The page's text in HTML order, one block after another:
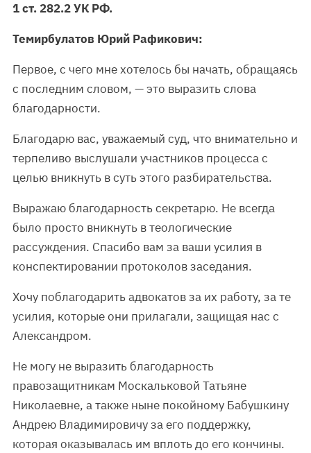
1 ст. 282.2 УК РФ.
Темирбулатов Юрий Рафикович:
Первое, с чего мне хотелось бы начать, обращаясь
с последним словом, — это выразить слова
благодарности.
Благодарю вас, уважаемый суд, что внимательно и
терпеливо выслушали участников процесса с
целью вникнуть в суть этого разбирательства.
Выражаю благодарность секретарю. Не всегда
было просто вникнуть в теологические
рассуждения. Спасибо вам за ваши усилия в
конспектировании протоколов заседания.
Хочу поблагодарить адвокатов за их работу, за те
усилия, которые они прилагали, защищая нас с
Александром.
Не могу не выразить благодарность
правозащитникам Москальковой Татьяне
Николаевне, а также ныне покойному Бабушкину
Андрею Владимировичу за его поддержку,
которая оказывалась им вплоть до его кончины.